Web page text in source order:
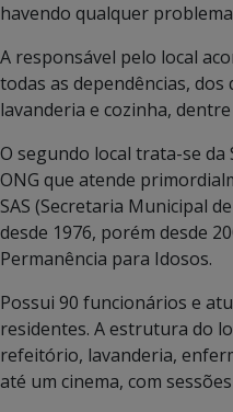
havendo qualquer
A responsável pelo local
todas as dependências,
lavanderia e cozinha,
O segundo local trata-se da
ONG que atende
SAS (Secretaria Municipal
desde 1976, porém desde
Permanência para Idosos.
Possui 90 funcionários e
residentes. A estrutura do
refeitório, lavanderia,
até um cinema, com